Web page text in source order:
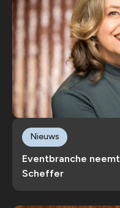
Eventbranche
Scheffer
Nieuws